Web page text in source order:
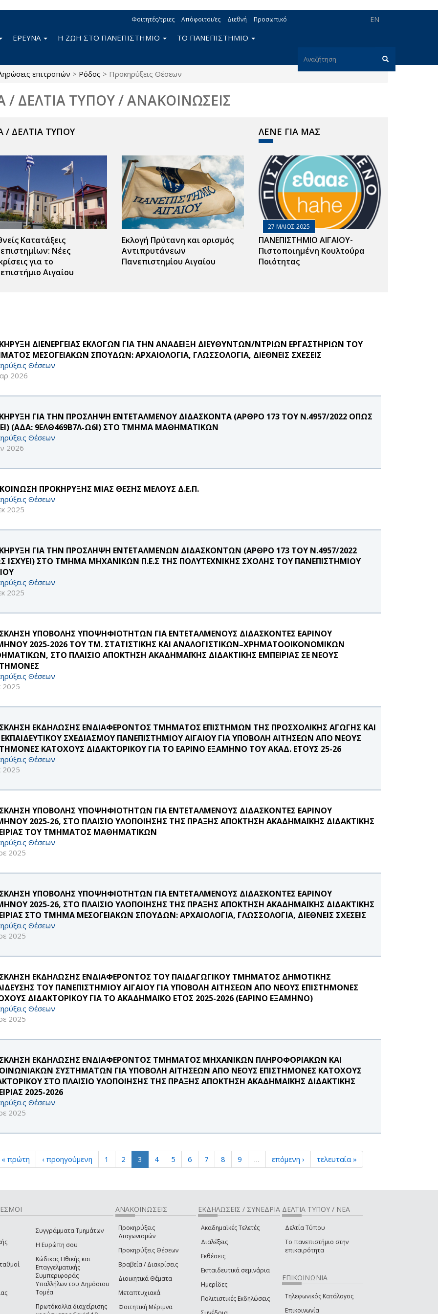
EN
Φοιτητές/τριες Απόφοιτοι/ες Διεθνή Προσωπικό
Φόρμα
ΕΡΕΥΝΑ Η ΖΩΗ ΣΤΟ ΠΑΝΕΠΙΣΤΗΜΙΟ ΤΟ ΠΑΝΕΠΙΣΤΗΜΙΟ
επιτροπών > Ρόδος > Προκηρύξεις Θέσεων
/ ΔΕΛΤΙΑ ΤΥΠΟΥ / ΑΝΑΚΟΙΝΩΣΕΙΣ
/ ΔΕΛΤΙΑ ΤΥΠΟΥ
Κατατάξεις
Νέες
για το
Αιγαίου
Εκλογή Πρύτανη και ορισμός
Αντιπρυτάνεων
Πανεπιστημίου Αιγαίου
ΛΕΝΕ ΓΙΑ ΜΑΣ
27 ΜΑΙΟΣ 2025
ΠΑΝΕΠΙΣΤΗΜΙΟ ΑΙΓΑΙΟΥ-
Πιστοποιημένη Κουλτούρα
Ποιότητας
ΔΙΕΝΕΡΓΕΙΑΣ ΕΚΛΟΓΩΝ ΓΙΑ ΤΗΝ ΑΝΑΔΕΙΞΗ ΔΙΕΥΘΥΝΤΩΝ/ΝΤΡΙΩΝ ΕΡΓΑΣΤΗΡΙΩΝ ΤΟΥ
ΜΕΣΟΓΕΙΑΚΩΝ ΣΠΟΥΔΩΝ: ΑΡΧΑΙΟΛΟΓΙΑ, ΓΛΩΣΣΟΛΟΓΙΑ, ΔΙΕΘΝΕΙΣ ΣΧΕΣΕΙΣ
Θέσεων
2026
ΓΙΑ ΤΗΝ ΠΡΟΣΛΗΨΗ ΕΝΤΕΤΑΛΜΕΝΟΥ ΔΙΔΑΣΚΟΝΤΑ (ΑΡΘΡΟ 173 ΤΟΥ Ν.4957/2022 ΟΠΩΣ
(ΑΔΑ: 9ΕΛΘ469Β7Λ-Ω6Ι) ΣΤΟ ΤΜΗΜΑ ΜΑΘΗΜΑΤΙΚΩΝ
Θέσεων
2026
ΠΡΟΚΗΡΥΞΗΣ ΜΙΑΣ ΘΕΣΗΣ ΜΕΛΟΥΣ Δ.Ε.Π.
Θέσεων
2025
ΓΙΑ ΤΗΝ ΠΡΟΣΛΗΨΗ ΕΝΤΕΤΑΛΜΕΝΩΝ ΔΙΔΑΣΚΟΝΤΩΝ (ΑΡΘΡΟ 173 ΤΟΥ Ν.4957/2022
ΙΣΧΥΕΙ) ΣΤΟ ΤΜΗΜΑ ΜΗΧΑΝΙΚΩΝ Π.Ε.Σ ΤΗΣ ΠΟΛΥΤΕΧΝΙΚΗΣ ΣΧΟΛΗΣ ΤΟΥ ΠΑΝΕΠΙΣΤΗΜΙΟΥ
Θέσεων
2025
ΥΠΟΒΟΛΗΣ ΥΠΟΨΗΦΙΟΤΗΤΩΝ ΓΙΑ ΕΝΤΕΤΑΛΜΕΝΟΥΣ ΔΙΔΑΣΚΟΝΤΕΣ ΕΑΡΙΝΟΥ
2025-2026 ΤΟΥ ΤΜ. ΣΤΑΤΙΣΤΙΚΗΣ ΚΑΙ ΑΝΑΛΟΓΙΣΤΙΚΩΝ–ΧΡΗΜΑΤΟΟΙΚΟΝΟΜΙΚΩΝ
ΣΤΟ ΠΛΑΙΣΙΟ ΑΠΟΚΤΗΣΗ ΑΚΑΔΗΜΑΪΚΗΣ ΔΙΔΑΚΤΙΚΗΣ ΕΜΠΕΙΡΙΑΣ ΣΕ ΝΕΟΥΣ
Θέσεων
2025
ΕΚΔΗΛΩΣΗΣ ΕΝΔΙΑΦΕΡΟΝΤΟΣ ΤΜΗΜΑΤΟΣ ΕΠΙΣΤΗΜΩΝ ΤΗΣ ΠΡΟΣΧΟΛΙΚΗΣ ΑΓΩΓΗΣ ΚΑΙ
ΣΧΕΔΙΑΣΜΟΥ ΠΑΝΕΠΙΣΤΗΜΙΟΥ ΑΙΓΑΙΟΥ ΓΙΑ ΥΠΟΒΟΛΗ ΑΙΤΗΣΕΩΝ ΑΠΟ ΝΕΟΥΣ
ΚΑΤΟΧΟΥΣ ΔΙΔΑΚΤΟΡΙΚΟΥ ΓΙΑ ΤΟ ΕΑΡΙΝΟ ΕΞΑΜΗΝΟ ΤΟΥ ΑΚΑΔ. ΕΤΟΥΣ 25-26
Θέσεων
2025
ΥΠΟΒΟΛΗΣ ΥΠΟΨΗΦΙΟΤΗΤΩΝ ΓΙΑ ΕΝΤΕΤΑΛΜΕΝΟΥΣ ΔΙΔΑΣΚΟΝΤΕΣ ΕΑΡΙΝΟΥ
2025-26, ΣΤΟ ΠΛΑΙΣΙΟ ΥΛΟΠΟΙΗΣΗΣ ΤΗΣ ΠΡΑΞΗΣ ΑΠΟΚΤΗΣΗ ΑΚΑΔΗΜΑΪΚΗΣ ΔΙΔΑΚΤΙΚΗΣ
ΤΟΥ ΤΜΗΜΑΤΟΣ ΜΑΘΗΜΑΤΙΚΩΝ
Θέσεων
2025
ΥΠΟΒΟΛΗΣ ΥΠΟΨΗΦΙΟΤΗΤΩΝ ΓΙΑ ΕΝΤΕΤΑΛΜΕΝΟΥΣ ΔΙΔΑΣΚΟΝΤΕΣ ΕΑΡΙΝΟΥ
2025-26, ΣΤΟ ΠΛΑΙΣΙΟ ΥΛΟΠΟΙΗΣΗΣ ΤΗΣ ΠΡΑΞΗΣ ΑΠΟΚΤΗΣΗ ΑΚΑΔΗΜΑΪΚΗΣ ΔΙΔΑΚΤΙΚΗΣ
ΣΤΟ ΤΜΗΜΑ ΜΕΣΟΓΕΙΑΚΩΝ ΣΠΟΥΔΩΝ: ΑΡΧΑΙΟΛΟΓΙΑ, ΓΛΩΣΣΟΛΟΓΙΑ, ΔΙΕΘΝΕΙΣ ΣΧΕΣΕΙΣ
Θέσεων
2025
ΕΚΔΗΛΩΣΗΣ ΕΝΔΙΑΦΕΡΟΝΤΟΣ ΤΟΥ ΠΑΙΔΑΓΩΓΙΚΟΥ ΤΜΗΜΑΤΟΣ ΔΗΜΟΤΙΚΗΣ
ΤΟΥ ΠΑΝΕΠΙΣΤΗΜΙΟΥ ΑΙΓΑΙΟΥ ΓΙΑ ΥΠΟΒΟΛΗ ΑΙΤΗΣΕΩΝ ΑΠΟ ΝΕΟΥΣ ΕΠΙΣΤΗΜΟΝΕΣ
ΔΙΔΑΚΤΟΡΙΚΟΥ ΓΙΑ ΤΟ ΑΚΑΔΗΜΑΪΚΟ ΕΤΟΣ 2025-2026 (ΕΑΡΙΝΟ ΕΞΑΜΗΝΟ)
Θέσεων
2025
ΕΚΔΗΛΩΣΗΣ ΕΝΔΙΑΦΕΡΟΝΤΟΣ ΤΜΗΜΑΤΟΣ ΜΗΧΑΝΙΚΩΝ ΠΛΗΡΟΦΟΡΙΑΚΩΝ ΚΑΙ
ΣΥΣΤΗΜΑΤΩΝ ΓΙΑ ΥΠΟΒΟΛΗ ΑΙΤΗΣΕΩΝ ΑΠΟ ΝΕΟΥΣ ΕΠΙΣΤΗΜΟΝΕΣ ΚΑΤΟΧΟΥΣ
ΣΤΟ ΠΛΑΙΣΙΟ ΥΛΟΠΟΙΗΣΗΣ ΤΗΣ ΠΡΑΞΗΣ ΑΠΟΚΤΗΣΗ ΑΚΑΔΗΜΑΪΚΗΣ ΔΙΔΑΚΤΙΚΗΣ
2025-2026
Θέσεων
2025
« πρώτη ‹ προηγούμενη 1 2 3 4 5 6 7 8 9 … επόμενη › τελευταία »
Συγγράμματα Τμημάτων
Η Ευρώπη σου
Κώδικας Ηθικής και
Επαγγελματικής
Συμπεριφοράς
Υπαλλήλων του Δημόσιου
Τομέα
Πρωτόκολλα διαχείρισης
ΑΝΑΚΟΙΝΩΣΕΙΣ
Προκηρύξεις
Διαγωνισμών
Προκηρύξεις Θέσεων
Βραβεία / Διακρίσεις
Διοικητικά Θέματα
Μεταπτυχιακά
Φοιτητική Μέριμνα
ΕΚΔΗΛΩΣΕΙΣ / ΣΥΝΕΔΡΙΑ
Ακαδημαϊκές Τελετές
Διαλέξεις
Εκθέσεις
Εκπαιδευτικά σεμινάρια
Ημερίδες
Πολιτιστικές Εκδηλώσεις
ΔΕΛΤΙΑ ΤΥΠΟΥ / ΝΕΑ
Δελτία Τύπου
Το πανεπιστήμιο στην
επικαιρότητα
ΕΠΙΚΟΙΝΩΝΙΑ
Τηλεφωνικός Κατάλογος
Επικοινωνία